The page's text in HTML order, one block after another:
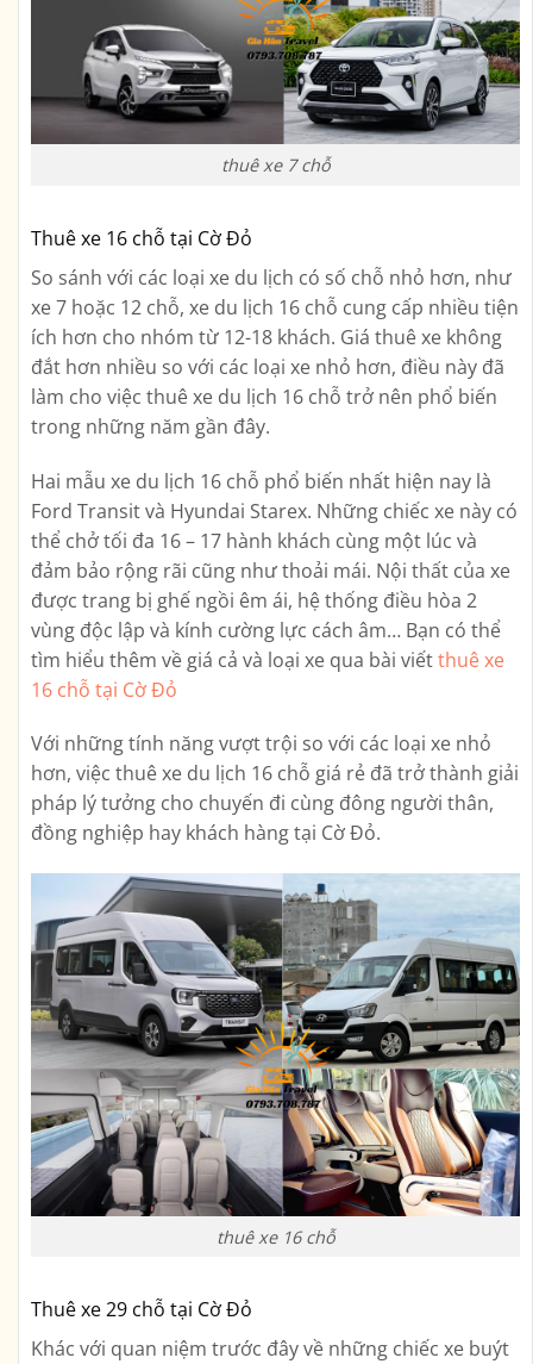
thuê xe 7 chỗ
Thuê xe 16 chỗ tại Cờ Đỏ
So sánh với các loại xe du lịch có số chỗ nhỏ hơn, như
xe 7 hoặc 12 chỗ, xe du lịch 16 chỗ cung cấp nhiều tiện
ích hơn cho nhóm từ 12-18 khách. Giá thuê xe không
đắt hơn nhiều so với các loại xe nhỏ hơn, điều này đã
làm cho việc thuê xe du lịch 16 chỗ trở nên phổ biến
trong những năm gần đây.
Hai mẫu xe du lịch 16 chỗ phổ biến nhất hiện nay là
Ford Transit và Hyundai Starex. Những chiếc xe này có
thể chở tối đa 16 – 17 hành khách cùng một lúc và
đảm bảo rộng rãi cũng như thoải mái. Nội thất của xe
được trang bị ghế ngồi êm ái, hệ thống điều hòa 2
vùng độc lập và kính cường lực cách âm… Bạn có thể
tìm hiểu thêm về giá cả và loại xe qua bài viếtthuê xe
16 chỗ tại Cờ Đỏ
Với những tính năng vượt trội so với các loại xe nhỏ
hơn, việc thuê xe du lịch 16 chỗ giá rẻ đã trở thành giải
pháp lý tưởng cho chuyến đi cùng đông người thân,
đồng nghiệp hay khách hàng tại Cờ Đỏ.
thuê xe 16 chỗ
Thuê xe 29 chỗ tại Cờ Đỏ
Khác với quan niệm trước đây về những chiếc xe buýt